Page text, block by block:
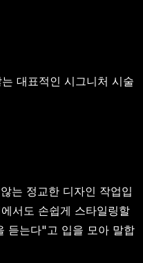
대표적인 시그니처 시술
는 정교한 디자인 작업입
서도 손쉽게 스타일링할
듣는다"고 입을 모아 말합